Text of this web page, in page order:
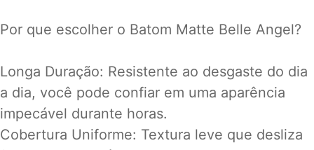
Por que escolher o Batom Matte Belle Angel?
Longa Duração: Resistente ao desgaste do dia
a dia, você pode confiar em uma aparência
impecável durante horas.
Cobertura Uniforme: Textura leve que desliza